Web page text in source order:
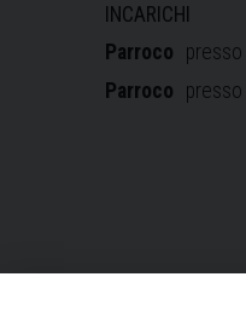
INCARICHI
Parroco presso
Parroco presso